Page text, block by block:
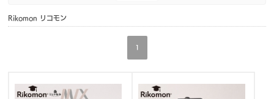
Rikomon リコモン
1